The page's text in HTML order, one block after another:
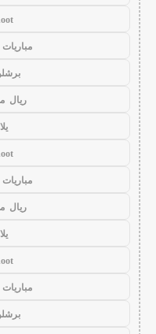
ريال
ريال